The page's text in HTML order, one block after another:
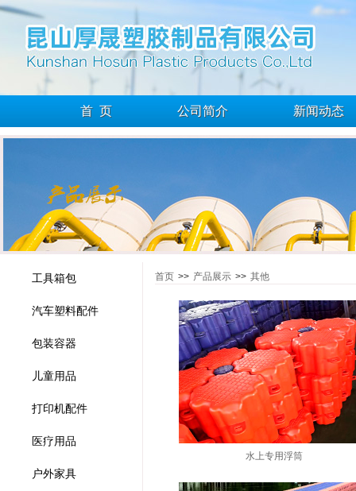
首 页 公司简介 新闻动态
工具箱包
汽车塑料配件
包装容器
儿童用品
打印机配件
医疗用品
户外家具
首页 >> 产品展示 >> 其他
水上专用浮筒